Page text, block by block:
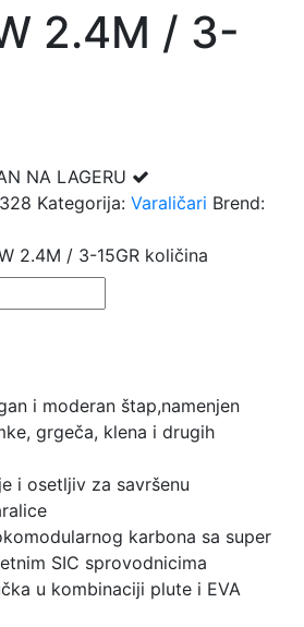
2.4M / 3-
NA LAGERU
Kategorija: Varaličari Brend:
2.4M / 3-15GR količina
i moderan štap,namenjen
grgeča, klena i drugih
i osetljiv za savršenu
karbona sa super
SIC sprovodnicima
u kombinaciji plute i EVA